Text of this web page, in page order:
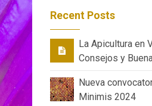
Recent Posts
La Apicultura en
Consejos y
Nueva
Minimis 2024